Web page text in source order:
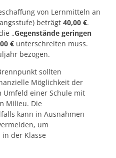
von Lernmitteln an
beträgt 40,00 €.
„Gegenstände geringen
€ unterschreiten muss.
bezogen.
sollten
Möglichkeit der
Umfeld einer Schule mit
Milieu. Die
kann in Ausnahmen
um
der Klasse